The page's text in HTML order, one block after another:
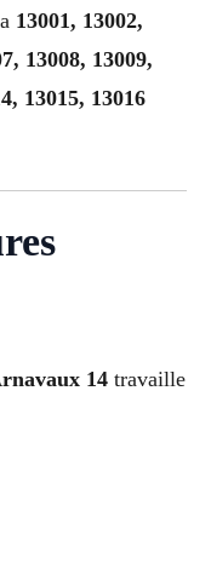
13001, 13002,
13008, 13009,
13015, 13016
14 travaille